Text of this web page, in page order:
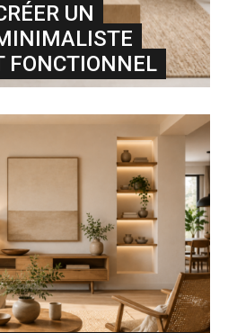
UN
FONCTIONNEL